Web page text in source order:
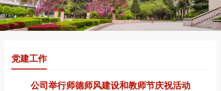
党建工作
公司举行师德师风建设和教师节庆祝活动